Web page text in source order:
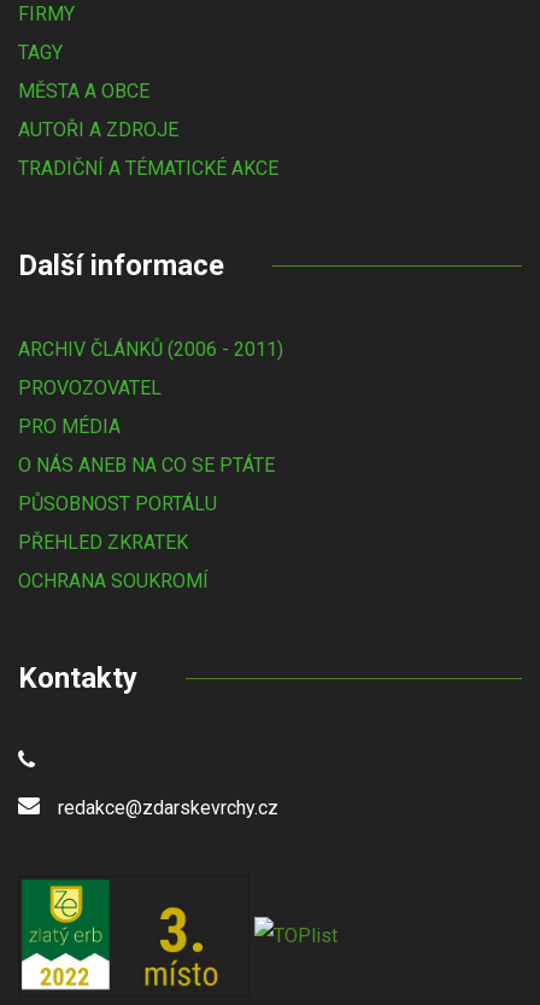
FIRMY
TAGY
MĚSTA A OBCE
AUTOŘI A ZDROJE
TRADIČNÍ A TÉMATICKÉ AKCE
Další informace
ARCHIV ČLÁNKŮ (2006 - 2011)
PROVOZOVATEL
PRO MÉDIA
O NÁS ANEB NA CO SE PTÁTE
PŮSOBNOST PORTÁLU
PŘEHLED ZKRATEK
OCHRANA SOUKROMÍ
Kontakty
redakce@zdarskevrchy.cz